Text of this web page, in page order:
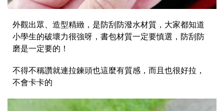
外觀出眾、造型精緻，是防刮防潑水材質，大家都知道
小學生的破壞力很強呀，書包材質一定要慎選，防刮防
磨是一定要的！
不得不稱讚就連拉鍊頭也這麼有質感，而且也很好拉，
不會卡卡的